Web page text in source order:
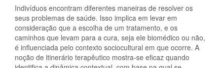
Indivíduos encontram diferentes maneiras de resolver os
seus problemas de saúde. Isso implica em levar em
consideração que a escolha de um tratamento, e os
caminhos que levam para a cura, seja ele biomédico ou não,
é influenciada pelo contexto sociocultural em que ocorre. A
noção de itinerário terapêutico mostra-se eficaz quando